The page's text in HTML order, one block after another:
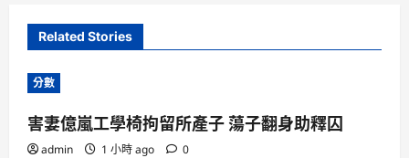
Related Stories
分數
害妻億嵐工學椅拘留所產子 蕩子翻身助釋囚
admin 1 小時 ago 0